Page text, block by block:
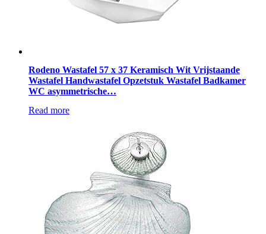
Rodeno Wastafel 57 x 37 Keramisch Wit Vrijstaande
Wastafel Handwastafel Opzetstuk Wastafel Badkamer
WC asymmetrische…
Read more